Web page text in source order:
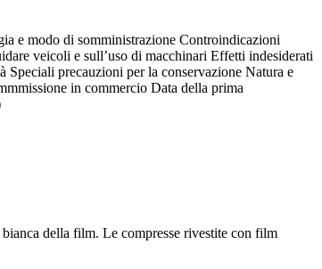
e modo di somministrazione Controindicazioni
veicoli e sull’uso di macchinari Effetti indesiderati
precauzioni per la conservazione Natura e
in commercio Data della prima
della film. Le compresse rivestite con film